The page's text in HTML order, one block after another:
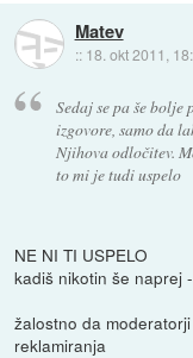
Matev
:: 18. okt 2011,
Sedaj se pa še bolje
izgovore, samo da
Njihova odločitev.
to mi je tudi uspelo
NE NI TI USPELO
kadiš nikotin še naprej
žalostno da
reklamiranja